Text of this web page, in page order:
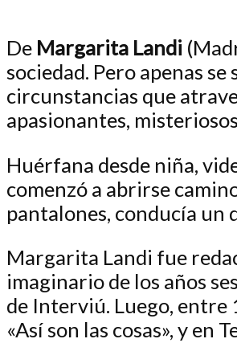
De Margarita Landi
sociedad. Pero apenas
circunstancias que
apasionantes,
Huérfana desde niña,
comenzó a abrirse
pantalones, conducía un
Margarita Landi fue
imaginario de los años
de Interviú. Luego, entre
«Así son las cosas», y en